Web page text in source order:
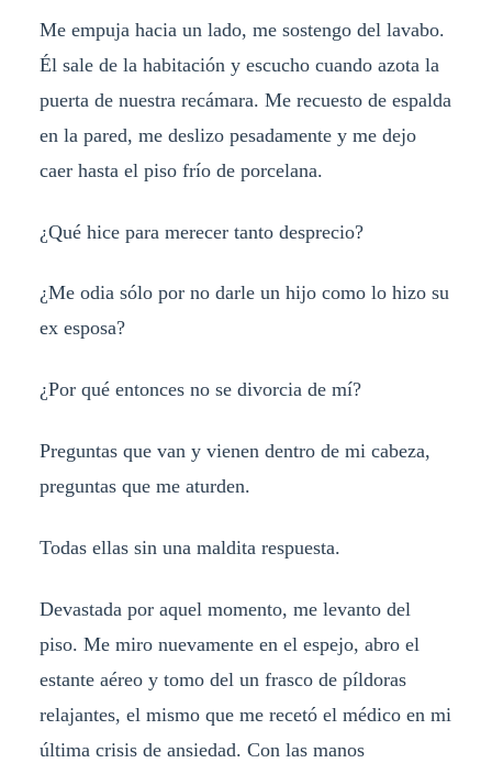
Me empuja hacia un lado, me sostengo del lavabo.
Él sale de la habitación y escucho cuando azota la
puerta de nuestra recámara. Me recuesto de espalda
en la pared, me deslizo pesadamente y me dejo
caer hasta el piso frío de porcelana.
¿Qué hice para merecer tanto desprecio?
¿Me odia sólo por no darle un hijo como lo hizo su
ex esposa?
¿Por qué entonces no se divorcia de mí?
Preguntas que van y vienen dentro de mi cabeza,
preguntas que me aturden.
Todas ellas sin una maldita respuesta.
Devastada por aquel momento, me levanto del
piso. Me miro nuevamente en el espejo, abro el
estante aéreo y tomo del un frasco de píldoras
relajantes, el mismo que me recetó el médico en mi
última crisis de ansiedad. Con las manos